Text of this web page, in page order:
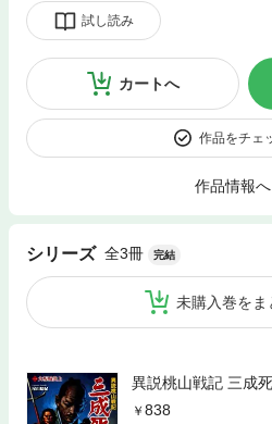
試し読み
カートへ
作品をチェ
作品情報へ
シリーズ 全3冊 完結
未購入巻をま
異説桃山戦記 三成
838